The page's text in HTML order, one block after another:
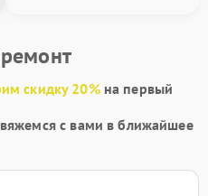
скидку 20%на первый
с вами в ближайшее